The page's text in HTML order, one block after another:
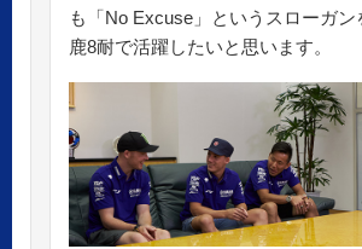
も「No Excuse」というスローガン
鹿8耐で活躍したいと思います。